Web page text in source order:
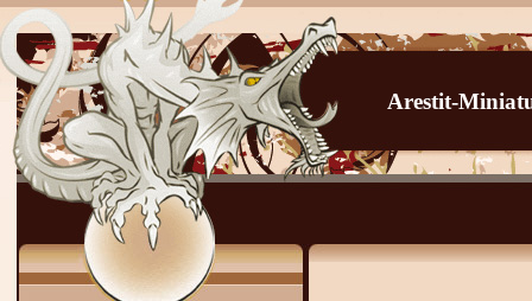
Arestit-